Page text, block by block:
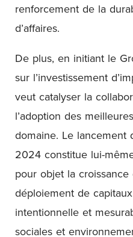
renforcement de la
d’affaires.
De plus, en initiant le
sur l’investissement
veut catalyser la
l’adoption des
domaine. Le lancement
2024 constitue lui-
pour objet la
déploiement de
intentionnelle et
sociales et